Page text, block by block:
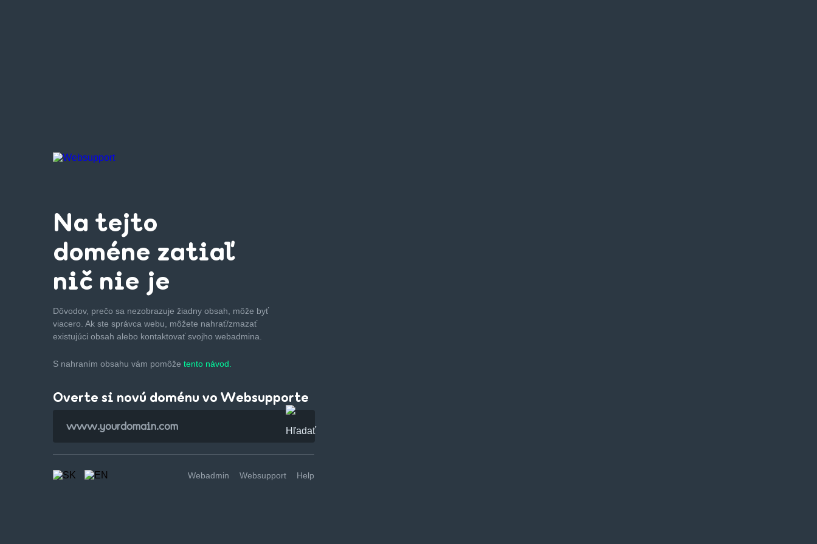
Na tejto
doméne zatiaľ
nič nie je
Dôvodov, prečo sa nezobrazuje žiadny obsah, môže byť
viacero. Ak ste správca webu, môžete nahrať/zmazať
existujúci obsah alebo kontaktovať svojho webadmina.
S nahraním obsahu vám pomôže tento návod.
Overte si novú doménu vo Websupporte
Webadmin Websupport Help